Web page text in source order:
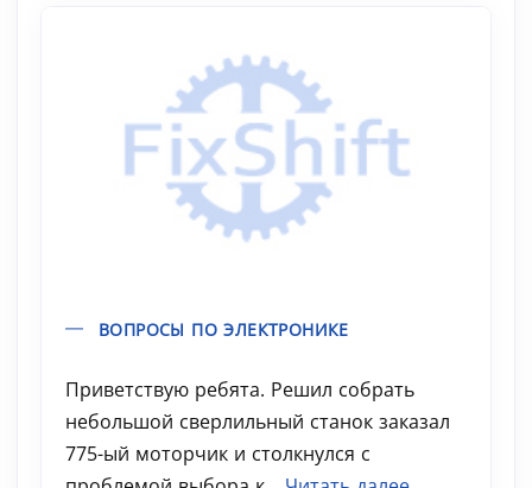
ВОПРОСЫ ПО ЭЛЕКТРОНИКЕ
Приветствую ребята. Решил собрать
небольшой сверлильный станок заказал
775-ый моторчик и столкнулся с